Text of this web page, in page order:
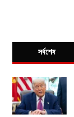
সর্বশেষ